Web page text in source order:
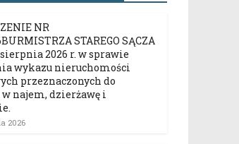
NR
STAREGO SĄCZA
2026 r. w sprawie
wykazu nieruchomości
przeznaczonych do
najem, dzierżawę i
2026